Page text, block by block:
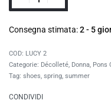
Consegna stimata:2 - 5
LUCY 2
Categorie: Décolleté, Donna, Pons
Tag: shoes, spring, summer
CONDIVIDI